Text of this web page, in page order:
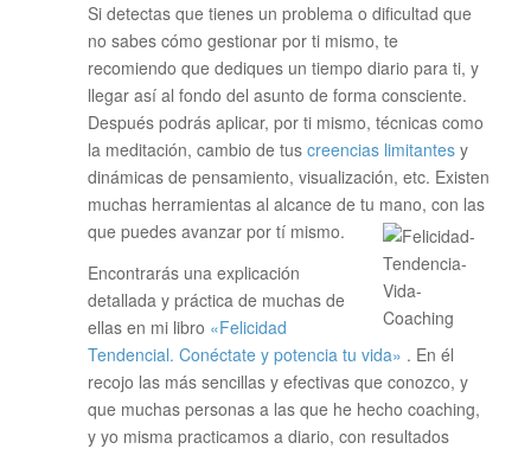
Si detectas que tienes un problema o dificultad que
no sabes cómo gestionar por ti mismo, te
recomiendo que dediques un tiempo diario para ti, y
llegar así al fondo del asunto de forma consciente.
Después podrás aplicar, por ti mismo, técnicas como
la meditación, cambio de tus creencias limitantesy
dinámicas de pensamiento, visualización, etc. Existen
muchas herramientas al alcance de tu mano, con las
que puedes avanzar por tí mismo.
Encontrarás una explicación
detallada y práctica de muchas de
ellas en mi libro «Felicidad
Tendencial. Conéctate y potencia tu vida» . En él
recojo las más sencillas y efectivas que conozco, y
que muchas personas a las que he hecho coaching,
y yo misma practicamos a diario, con resultados